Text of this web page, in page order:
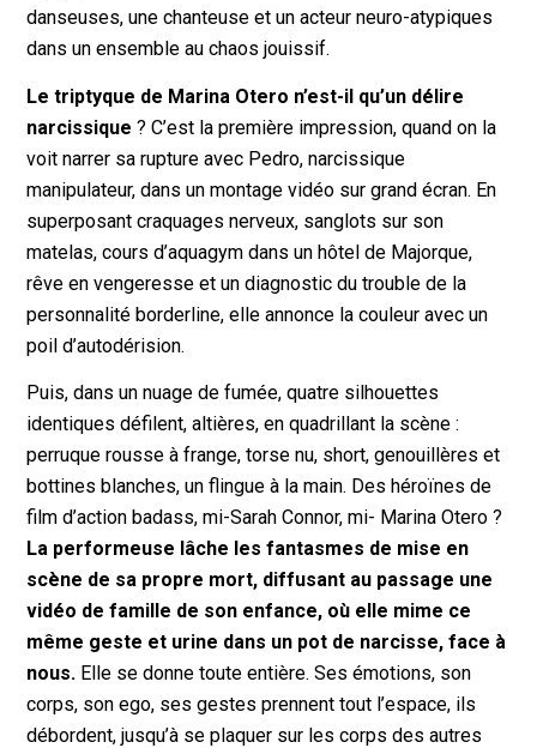
danseuses, une chanteuse et un acteur neuro-atypiques
dans un ensemble au chaos jouissif.
Le triptyque de Marina Otero n’est-il qu’un délire
narcissique ? C’est la première impression, quand on la
voit narrer sa rupture avec Pedro, narcissique
manipulateur, dans un montage vidéo sur grand écran. En
superposant craquages nerveux, sanglots sur son
matelas, cours d’aquagym dans un hôtel de Majorque,
rêve en vengeresse et un diagnostic du trouble de la
personnalité borderline, elle annonce la couleur avec un
poil d’autodérision.
Puis, dans un nuage de fumée, quatre silhouettes
identiques défilent, altières, en quadrillant la scène :
perruque rousse à frange, torse nu, short, genouillères et
bottines blanches, un flingue à la main. Des héroïnes de
film d’action badass, mi-Sarah Connor, mi- Marina Otero ?
La performeuse lâche les fantasmes de mise en
scène de sa propre mort, diffusant au passage une
vidéo de famille de son enfance, où elle mime ce
même geste et urine dans un pot de narcisse, face à
nous. Elle se donne toute entière. Ses émotions, son
corps, son ego, ses gestes prennent tout l’espace, ils
débordent, jusqu’à se plaquer sur les corps des autres